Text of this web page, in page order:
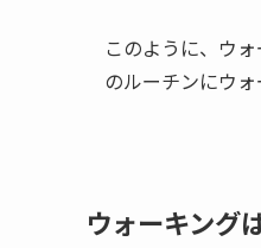
このように、ウ
のルーチンにウ
ウォーキング